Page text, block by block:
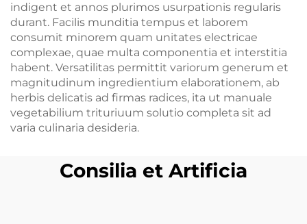
indigent et annos plurimos usurpationis regularis
durant. Facilis munditia tempus et laborem
consumit minorem quam unitates electricae
complexae, quae multa componentia et interstitia
habent. Versatilitas permittit variorum generum et
magnitudinum ingredientium elaborationem, ab
herbis delicatis ad firmas radices, ita ut manuale
vegetabilium trituriuum solutio completa sit ad
varia culinaria desideria.
Consilia et Artificia